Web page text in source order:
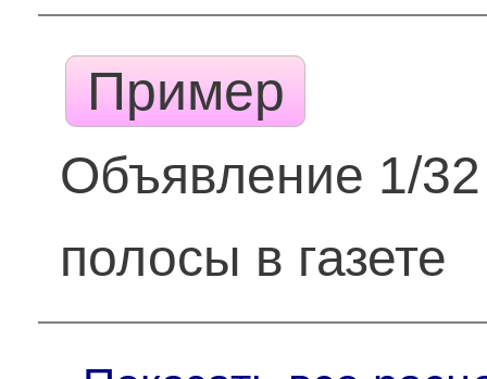
Пример
Объявление 1/32
полосы в газете